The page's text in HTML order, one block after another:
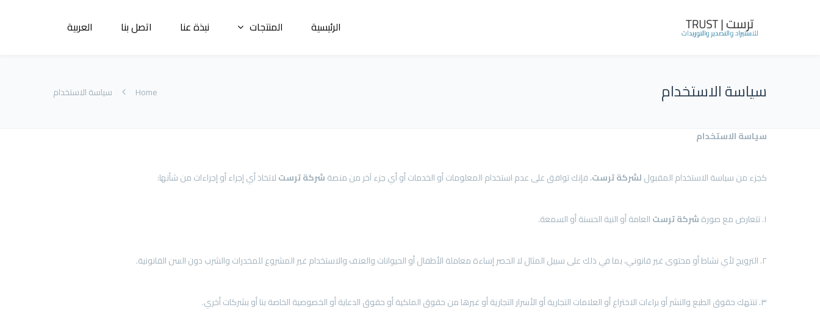
الرئيسية المنتجات نبذة عنا اتصل بنا العربية
سياسة الاستخدام Home سياسة الاستخدام
سياسة الاستخدام
كجزء من سياسة الاستخدام المقبوللشركةترست، فإنك توافق على عدم استخدام المعلومات أو الخدمات أو أي جزء آخر من منصةشركةترستلاتخاذ أي إجراء أو إجراءات من شأنها:
١. تتعارض مع صورة شركةترستالعامة أو النية الحسنة أو السمعة.
٢. الترويج لأي نشاط أو محتوى غير قانوني، بما في ذلك على سبيل المثال لا الحصر إساءة معاملة الأطفال أو الحيوانات والعنف والاستخدام غير المشروع للمخدرات والشرب دون السن القانونية.
٣. تنتهك حقوق الطبع والنشر أو براءات الاختراع أو العلامات التجارية أو الأسرار التجارية أو غيرها من حقوق الملكية أو حقوق الدعاية أو الخصوصية الخاصة بنا أو بشركات أخري.